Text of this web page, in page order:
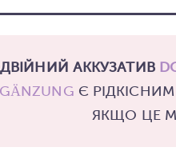
АККУЗАТИВ
Є
ЯКЩО ЦЕ